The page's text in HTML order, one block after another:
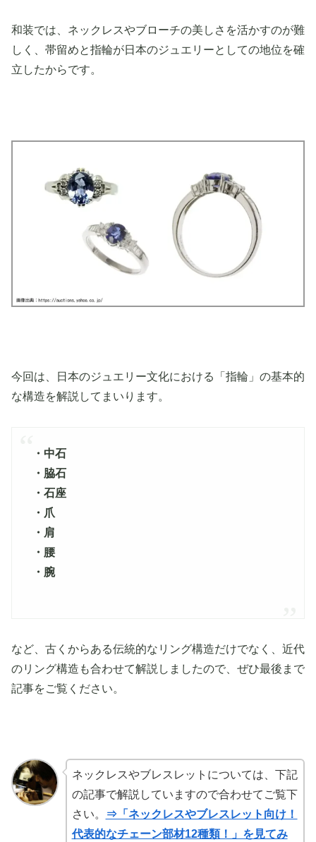
和装では、ネックレスやブローチの美しさを活かすのが難
しく、帯留めと指輪が日本のジュエリーとしての地位を確
立したからです。
今回は、日本のジュエリー文化における「指輪」の基本的
な構造を解説してまいります。
・中石
・脇石
・石座
・爪
・肩
・腰
・腕
など、古くからある伝統的なリング構造だけでなく、近代
のリング構造も合わせて解説しましたので、ぜひ最後まで
記事をご覧ください。
ネックレスやブレスレットについては、下記
の記事で解説していますので合わせてご覧下
さい。
⇒「ネックレスやブレスレット向け！
代表的なチェーン部材12種類！」を見てみ